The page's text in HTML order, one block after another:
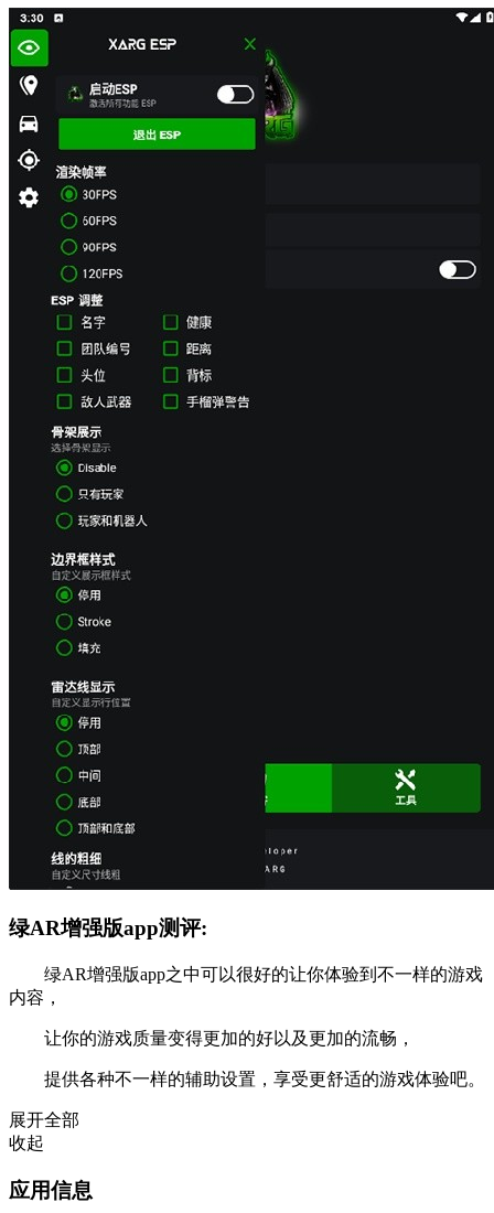
绿AR增强版app测评:
绿AR增强版app之中可以很好的让你体验到不一样的游戏
内容，
让你的游戏质量变得更加的好以及更加的流畅，
提供各种不一样的辅助设置，享受更舒适的游戏体验吧。
展开全部
收起
应用信息